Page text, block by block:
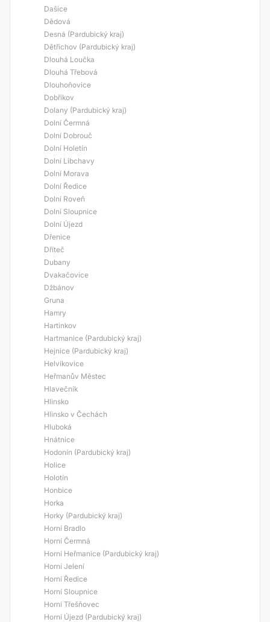
Dašice
Dědová
Desná (Pardubický kraj)
Dětřichov (Pardubický kraj)
Dlouhá Loučka
Dlouhá Třebová
Dlouhoňovice
Dobříkov
Dolany (Pardubický kraj)
Dolní Čermná
Dolní Dobrouč
Dolní Holetín
Dolní Libchavy
Dolní Morava
Dolní Ředice
Dolní Roveň
Dolní Sloupnice
Dolní Újezd
Dřenice
Dříteč
Dubany
Dvakačovice
Džbánov
Gruna
Hamry
Hartinkov
Hartmanice (Pardubický kraj)
Hejnice (Pardubický kraj)
Helvíkovice
Heřmanův Městec
Hlavečník
Hlinsko
Hlinsko v Čechách
Hluboká
Hnátnice
Hodonín (Pardubický kraj)
Holice
Holotín
Honbice
Horka
Horky (Pardubický kraj)
Horní Bradlo
Horní Čermná
Horní Heřmanice (Pardubický kraj)
Horní Jelení
Horní Ředice
Horní Sloupnice
Horní Třešňovec
Horní Újezd (Pardubický kraj)